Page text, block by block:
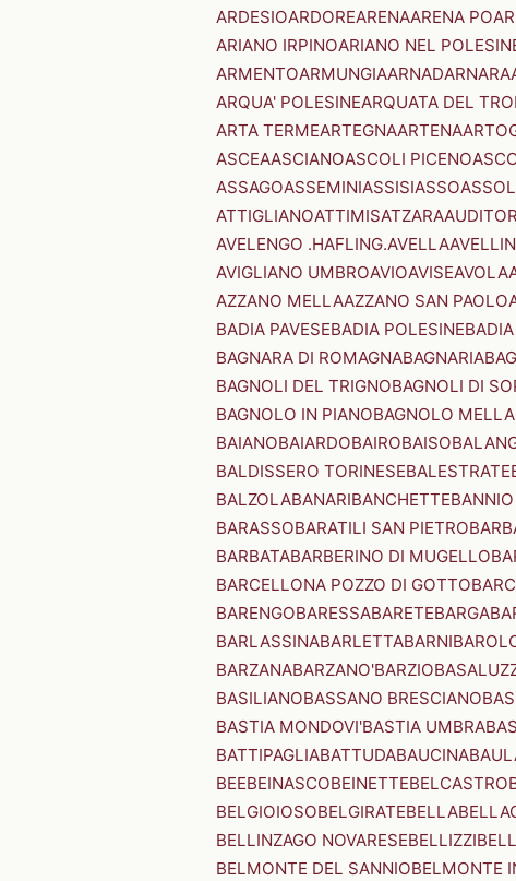
ARDESIOARDOREARENAARENA PO
ARIANO IRPINOARIANO NEL
ARMENTOARMUNGIAARNADARNARA
ARQUA' POLESINEARQUATA DEL
ARTA TERMEARTEGNAARTENA
ASCEAASCIANOASCOLI PICENO
ASSAGOASSEMINIASSISIASSO
ATTIGLIANOATTIMISATZARA
AVELENGO .HAFLING.AVELLA
AVIGLIANO UMBROAVIOAVISEAVOLA
AZZANO MELLAAZZANO SAN PAOLO
BADIA PAVESEBADIA POLESINE
BAGNARA DI ROMAGNABAGNARIA
BAGNOLI DEL TRIGNOBAGNOLI DI
BAGNOLO IN PIANOBAGNOLO MELLA
BAIANOBAIARDOBAIROBAISO
BALDISSERO TORINESEBALESTRATE
BALZOLABANARIBANCHETTE
BARASSOBARATILI SAN PIETRO
BARBATABARBERINO DI MUGELLO
BARCELLONA POZZO DI GOTTO
BARENGOBARESSABARETEBARGA
BARLASSINABARLETTABARNI
BARZANABARZANO'BARZIO
BASILIANOBASSANO BRESCIANO
BASTIA MONDOVI'BASTIA UMBRA
BATTIPAGLIABATTUDABAUCINA
BEEBEINASCOBEINETTEBELCASTRO
BELGIOIOSOBELGIRATEBELLA
BELLINZAGO NOVARESEBELLIZZI
BELMONTE DEL SANNIOBELMONTE